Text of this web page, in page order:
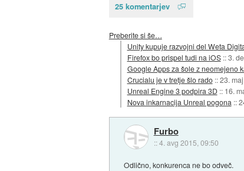
25 komentarjev
Preberite si še…
Unity kupuje razvojni del Weta
Firefox bo prispel tudi na iOS ::3.
Google Apps za šole z neomejeno
Crucialu je v tretje šlo rado ::23.
Unreal Engine 3 podpira 3D :: 16.
Nova inkarnacija Unreal pogona ::
Furbo
::4. avg 2015, 09:50
Odlično, konkurenca ne bo odveč.